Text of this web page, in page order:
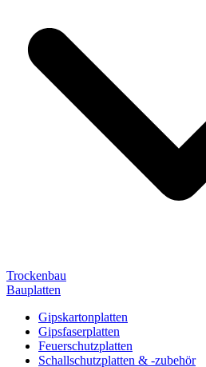
Trockenbau
Bauplatten
Gipskartonplatten
Gipsfaserplatten
Feuerschutzplatten
Schallschutzplatten & -zubehör